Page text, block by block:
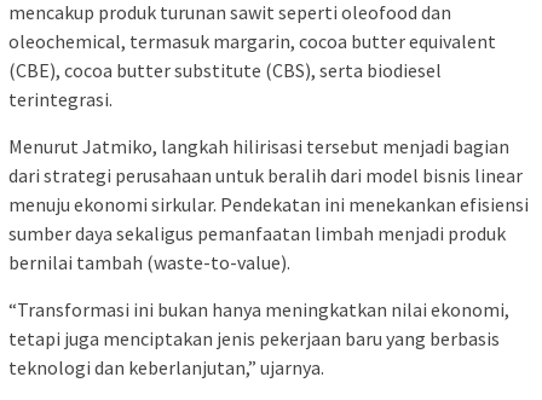
mencakup produk turunan sawit seperti oleofood dan
oleochemical, termasuk margarin, cocoa butter equivalent
(CBE), cocoa butter substitute (CBS), serta biodiesel
terintegrasi.
Menurut Jatmiko, langkah hilirisasi tersebut menjadi bagian
dari strategi perusahaan untuk beralih dari model bisnis linear
menuju ekonomi sirkular. Pendekatan ini menekankan efisiensi
sumber daya sekaligus pemanfaatan limbah menjadi produk
bernilai tambah (waste-to-value).
“Transformasi ini bukan hanya meningkatkan nilai ekonomi,
tetapi juga menciptakan jenis pekerjaan baru yang berbasis
teknologi dan keberlanjutan,” ujarnya.